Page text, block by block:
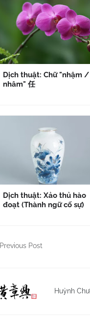
Dịch thuật: Chữ "nhậm /
nhâm" 任
Dịch thuật: Xảo thủ hào
đoạt (Thành ngữ cố sự)
Previous Post
Huỳnh